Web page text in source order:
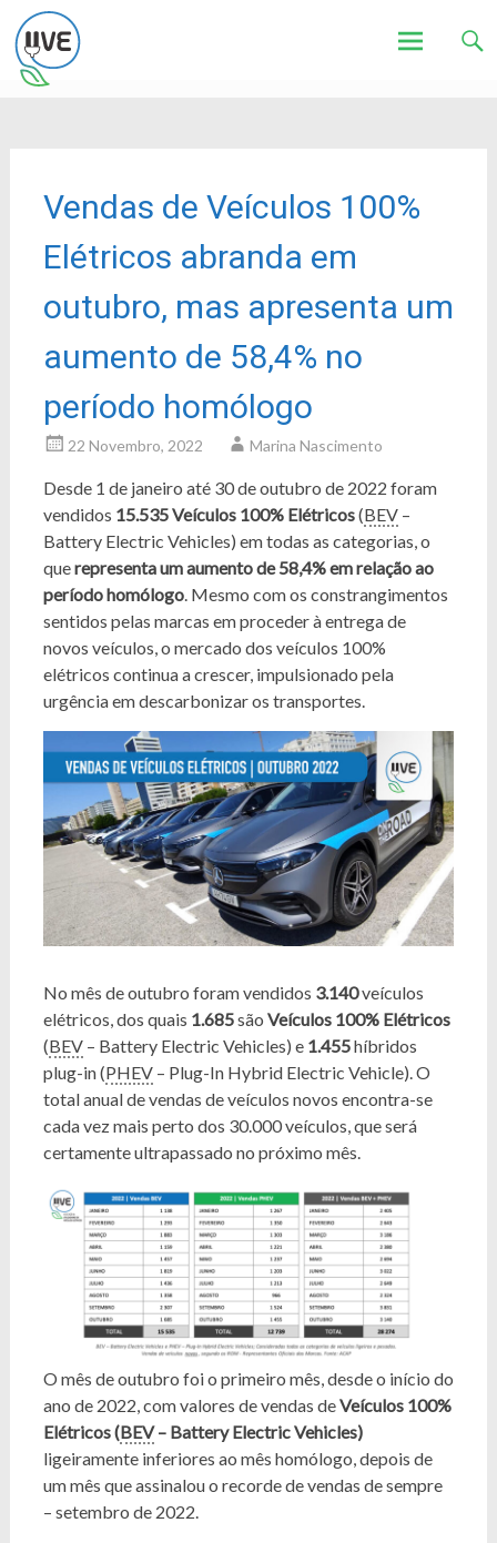
Vendas de Veículos 100%
Elétricos abranda em
outubro, mas apresenta um
aumento de 58,4% no
período homólogo
22 Novembro, 2022 Marina Nascimento
Desde 1 de janeiro até 30 de outubro de 2022 foram
vendidos 15.535 Veículos 100% Elétricos(BEV–
Battery Electric Vehicles) em todas as categorias, o
querepresenta um aumento de 58,4% em relação ao
período homólogo. Mesmo com os constrangimentos
sentidos pelas marcas em proceder à entrega de
novos veículos, o mercado dos veículos 100%
elétricos continua a crescer, impulsionado pela
urgência em descarbonizar os transportes.
No mês de outubro foram vendidos 3.140veículos
elétricos, dos quais 1.685são Veículos 100% Elétricos
(BEV– Battery Electric Vehicles) e 1.455híbridos
plug-in (PHEV– Plug-In Hybrid Electric Vehicle). O
total anual de vendas de veículos novos encontra-se
cada vez mais perto dos 30.000 veículos, que será
certamente ultrapassado no próximo mês.
O mês de outubro foi o primeiro mês, desde o início do
ano de 2022, com valores de vendas deVeículos 100%
Elétricos (BEV– Battery Electric Vehicles)
ligeiramente inferiores ao mês homólogo, depois de
um mês que assinalou o recorde de vendas de sempre
– setembro de 2022.